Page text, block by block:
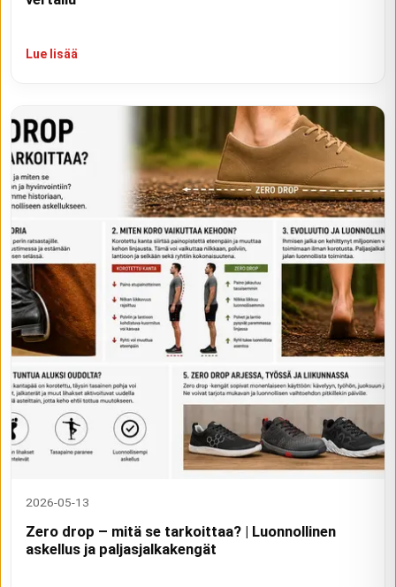
Lue lisää
2026-05-13
Zero drop – mitä se tarkoittaa? | Luonnollinen
askellus ja paljasjalkakengät